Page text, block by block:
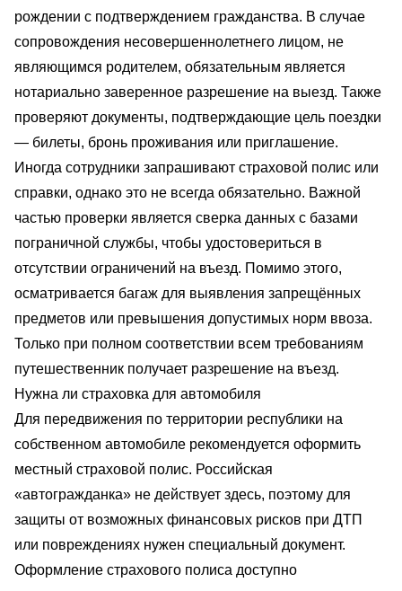
рождении с подтверждением гражданства. В случае
сопровождения несовершеннолетнего лицом, не
являющимся родителем, обязательным является
нотариально заверенное разрешение на выезд. Также
проверяют документы, подтверждающие цель поездки
— билеты, бронь проживания или приглашение.
Иногда сотрудники запрашивают страховой полис или
справки, однако это не всегда обязательно. Важной
частью проверки является сверка данных с базами
пограничной службы, чтобы удостовериться в
отсутствии ограничений на въезд. Помимо этого,
осматривается багаж для выявления запрещённых
предметов или превышения допустимых норм ввоза.
Только при полном соответствии всем требованиям
путешественник получает разрешение на въезд.
Нужна ли страховка для автомобиля
Для передвижения по территории республики на
собственном автомобиле рекомендуется оформить
местный страховой полис. Российская
«автогражданка» не действует здесь, поэтому для
защиты от возможных финансовых рисков при ДТП
или повреждениях нужен специальный документ.
Оформление страхового полиса доступно